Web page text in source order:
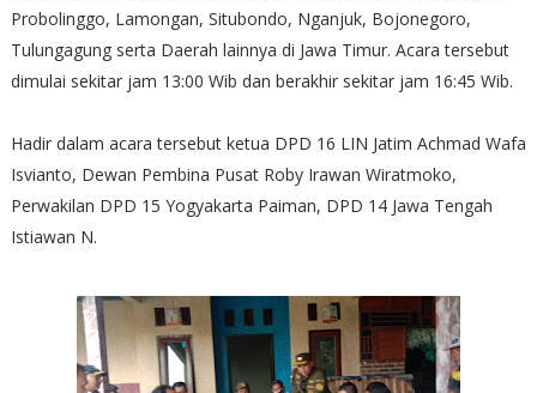
Probolinggo, Lamongan, Situbondo, Nganjuk, Bojonegoro,
Tulungagung serta Daerah lainnya di Jawa Timur. Acara tersebut
dimulai sekitar jam 13:00 Wib dan berakhir sekitar jam 16:45 Wib.
Hadir dalam acara tersebut ketua DPD 16 LIN Jatim Achmad Wafa
Isvianto, Dewan Pembina Pusat Roby Irawan Wiratmoko,
Perwakilan DPD 15 Yogyakarta Paiman, DPD 14 Jawa Tengah
Istiawan N.